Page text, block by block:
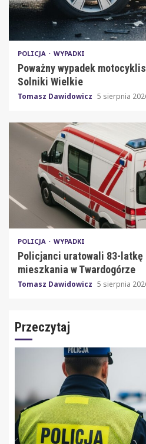
POLICJA WYPADKI
Poważny wypadek
Solniki Wielkie
Tomasz Dawidowicz 5 sierpnia
POLICJA WYPADKI
Policjanci uratowali 83-latkę
mieszkania w Twardogórze
Tomasz Dawidowicz 5 sierpnia
Przeczytaj